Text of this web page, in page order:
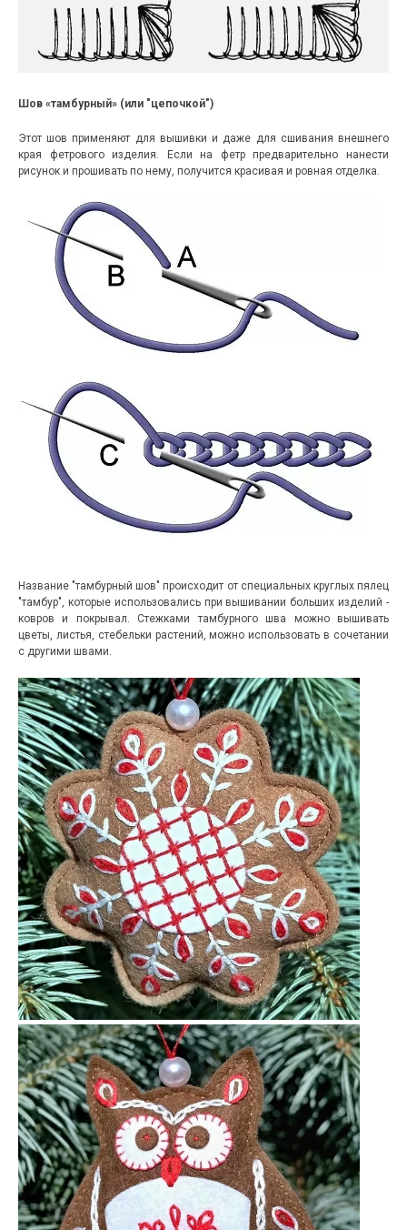
Шов «тамбурный» (или "цепочкой")
Этот шов применяют для вышивки и даже для сшивания внешнего
края фетрового изделия. Если на фетр предварительно нанести
рисунок и прошивать по нему, получится красивая и ровная отделка.
Название "тамбурный шов" происходит от специальных круглых пялец
"тамбур", которые использовались при вышивании больших изделий -
ковров и покрывал. Стежками тамбурного шва можно вышивать
цветы, листья, стебельки растений, можно использовать в сочетании
с другими швами.